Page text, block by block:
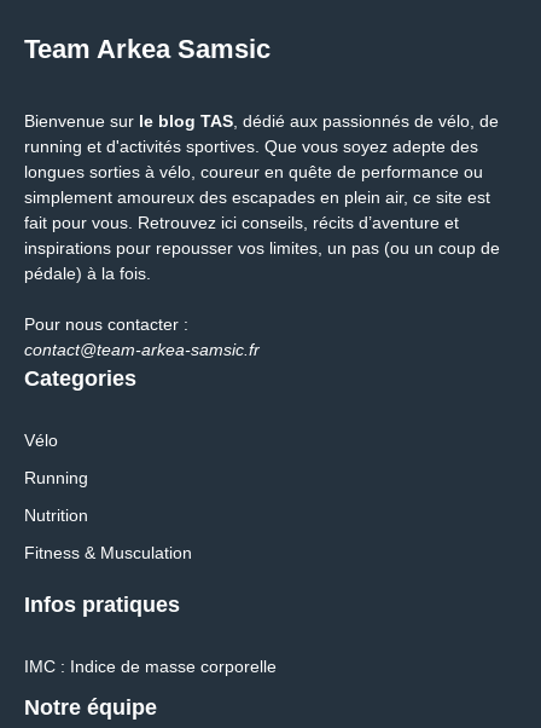
Team Arkea Samsic
Bienvenue sur le blog TAS, dédié aux passionnés de vélo, de
running et d'activités sportives. Que vous soyez adepte des
longues sorties à vélo, coureur en quête de performance ou
simplement amoureux des escapades en plein air, ce site est
fait pour vous. Retrouvez ici conseils, récits d’aventure et
inspirations pour repousser vos limites, un pas (ou un coup de
pédale) à la fois.
Pour nous contacter :
contact@team-arkea-samsic.fr
Categories
Vélo
Running
Nutrition
Fitness & Musculation
Infos pratiques
IMC : Indice de masse corporelle
Notre équipe